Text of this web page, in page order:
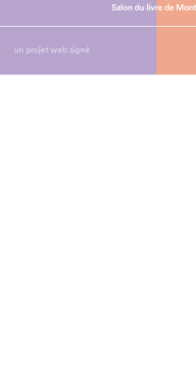
un projet web signé